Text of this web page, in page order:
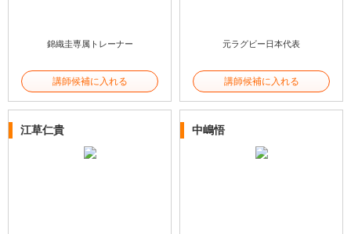
錦織圭専属トレーナー
講師候補に入れる
元ラグビー日本代表
講師候補に入れる
江草仁貴 中嶋悟